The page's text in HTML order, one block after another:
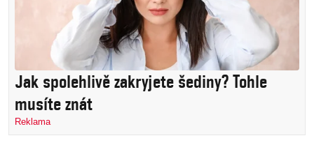
Jak spolehlivě zakryjete šediny? Tohle
musíte znát
Reklama